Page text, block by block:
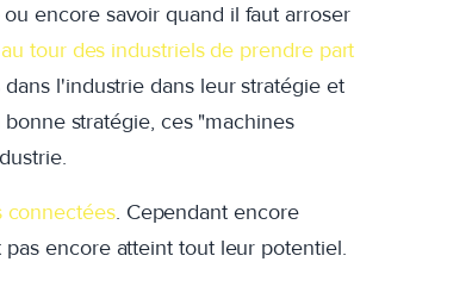
encore savoir quand il faut arroser
tour des industriels de prendre part
l'industrie dans leur stratégie et
stratégie, ces "machines
connectées. Cependant encore
encore atteint tout leur potentiel.